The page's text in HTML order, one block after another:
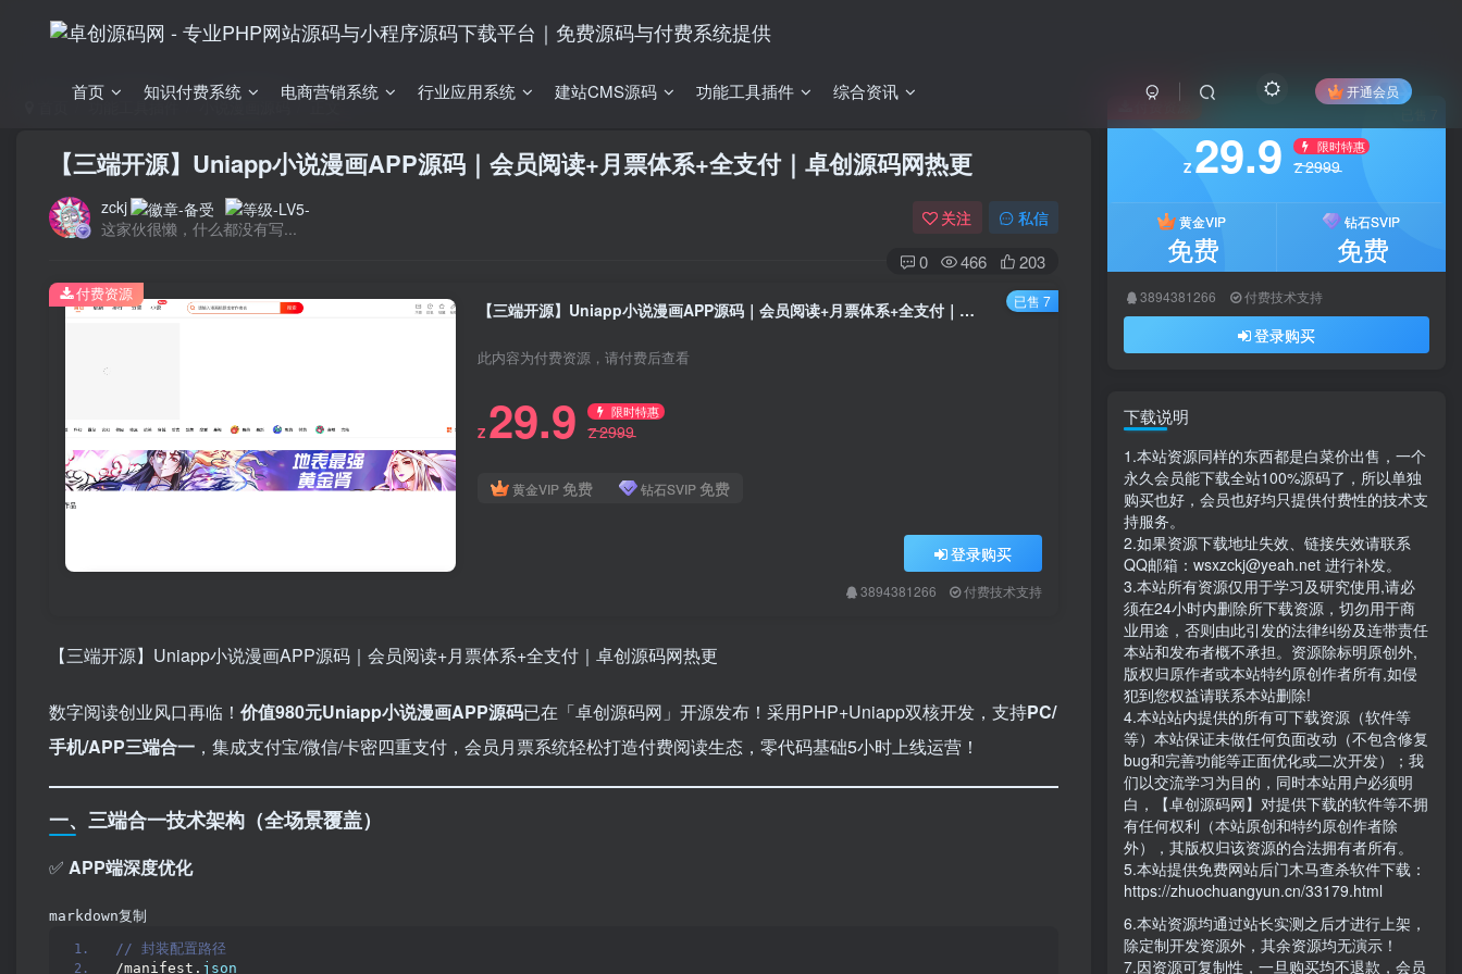
首页 知识付费系统 电商营销系统 行业应用系统 建站CMS源码 功能工具插件 综合资讯 开通会员
功能工具插件 小说漫画源码 正文
【三端开源】Uniapp小说漫画APP源码｜会员阅读+月票体系+全支付｜卓创源码网热更
zckj
这家伙很懒，什么都没有写...
关注 私信
0 466 203
【三端开源】Uniapp小说漫画APP源码｜会员阅读+月票体系+全支付｜卓创源码网热更
此内容为付费资源，请付费后查看
Z 29.9 限时特惠
Z2999
黄金VIP 免费 钻石SVIP 免费
登录购买
3894381266 付费技术支持
付费资源 已售 7
【三端开源】Uniapp小说漫画APP源码｜会员阅读+月票体系+全支付｜卓创源码网热更
数字阅读创业风口再临！​ 价值980元Uniapp小说漫画APP源码已在「卓创源码网」开源发布！采用PHP+Uniapp双核开发，支持PC/
手机/APP三端合一 ，集成支付宝/微信/卡密四重支付，会员月票系统轻松打造付费阅读生态，零代码基础5小时上线运营！
一、三端合一技术架构（全场景覆盖）
✅ ​ APP端深度优化
markdown复制
// 封装配置路径
/manifest. json
付费资源
Z 29.9 限时特惠
Z2999
黄金VIP
免费
钻石SVIP
免费
3894381266 付费技术支持
登录购买
下载说明
1.本站资源同样的东西都是白菜价出售，一个
永久会员能下载全站100%源码了，所以单独
购买也好，会员也好均只提供付费性的技术支
持服务。
2.如果资源下载地址失效、链接失效请联系
QQ邮箱：wsxzckj@yeah.net 进行补发。
3.本站所有资源仅用于学习及研究使用,请必
须在24小时内删除所下载资源，切勿用于商
业用途，否则由此引发的法律纠纷及连带责任
本站和发布者概不承担。资源除标明原创外,
版权归原作者或本站特约原创作者所有,如侵
犯到您权益请联系本站删除!
4.本站站内提供的所有可下载资源（软件等
等）本站保证未做任何负面改动（不包含修复
bug和完善功能等正面优化或二次开发）；我
们以交流学习为目的，同时本站用户必须明
白，【卓创源码网】对提供下载的软件等不拥
有任何权利（本站原创和特约原创作者除
外），其版权归该资源的合法拥有者所有。
5.本站提供免费网站后门木马查杀软件下载：
https://zhuochuangyun.cn/33179.html
6.本站资源均通过站长实测之后才进行上架，
除定制开发资源外，其余资源均无演示！
7.因资源可复制性，一旦购买均不退款，会员